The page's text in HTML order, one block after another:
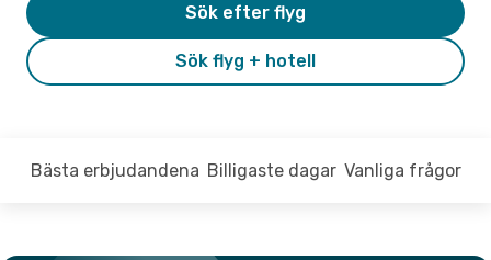
Sök flyg + hotell
Sök efter flyg
Bästa erbjudandena Billigaste dagar Vanliga frågor